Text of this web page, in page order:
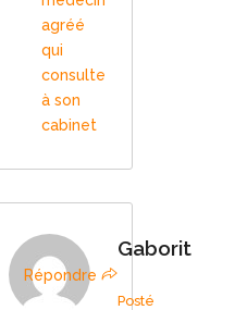
agréé
qui
consulte
à son
cabinet
Gaborit
Répondre
Posté